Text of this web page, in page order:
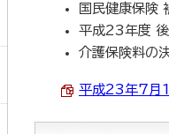
国民健康保険
平成23年度 後
介護保険料の
平成23年7月